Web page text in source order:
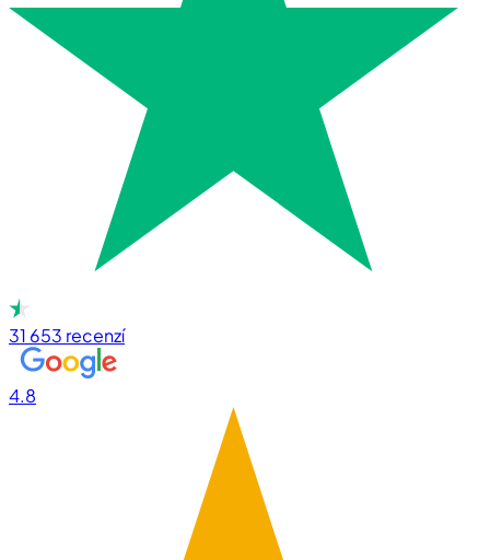
31 653 recenzí
4.8